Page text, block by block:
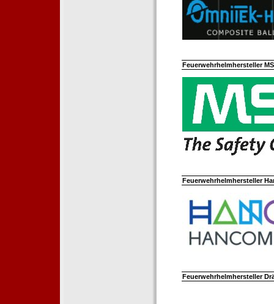
Feuerwehrhelmhersteller
Feuerwehrhelmhersteller
Feuerwehrhelmhersteller